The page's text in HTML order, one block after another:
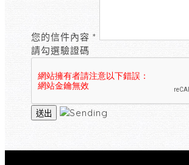
您的信件內容*
請勾選驗證碼